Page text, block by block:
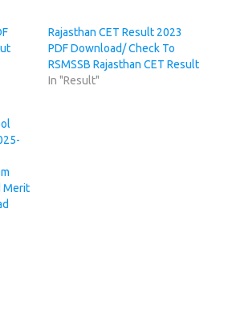
Rajasthan CET Result 2023
PDF Download/ Check To
RSMSSB Rajasthan CET Result
In "Result"
Merit